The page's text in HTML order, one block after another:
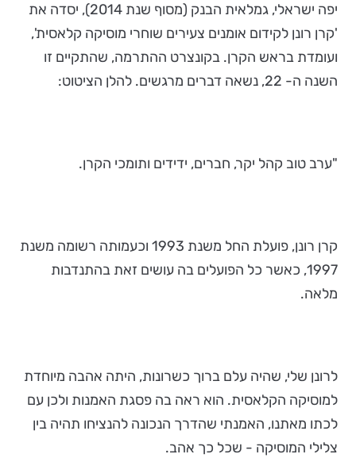
יפה ישראלי, גמלאית הבנק (מסוף שנת 2014), יסדה את
'קרן רונן לקידום אומנים צעירים שוחרי מוסיקה קלאסית',
ועומדת בראש הקרן. בקונצרט ההתרמה, שהתקיים זו
השנה ה- 22, נשאה דברים מרגשים. להלן הציטוט:
"ערב טוב קהל יקר, חברים, ידידים ותומכי הקרן.
קרן רונן, פועלת החל משנת 1993 וכעמותה רשומה משנת
1997, כאשר כל הפועלים בה עושים זאת בהתנדבות
מלאה.
לרונן שלי, שהיה עלם ברוך כשרונות, היתה אהבה מיוחדת
למוסיקה הקלאסית. הוא ראה בה פסגת האמנות ולכן עם
לכתו מאתנו, האמנתי שהדרך הנכונה להנציחו תהיה בין
צלילי המוסיקה - שכל כך אהב.